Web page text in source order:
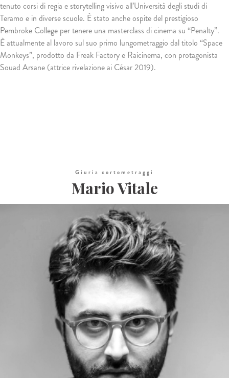
tenuto corsi di regia e storytelling visivo all’Università degli studi di
Teramo e in diverse scuole. È stato anche ospite del prestigioso
Pembroke College per tenere una masterclass di cinema su “Penalty”.
È attualmente al lavoro sul suo primo lungometraggio dal titolo “Space
Monkeys”, prodotto da Freak Factory e Raicinema, con protagonista
Souad Arsane (attrice rivelazione ai César 2019).
Giuria cortometraggi
Mario Vitale